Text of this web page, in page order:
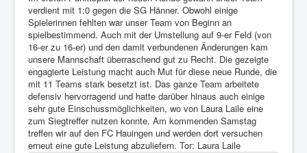
Kinder- und Jugendschutzkonzept
verdient mit 1:0 gegen die SG Hänner. Obwohl einige
Spielerinnen fehlten war unser Team von Beginn an
spielbestimmend. Auch mit der Umstellung auf 9-er Feld (von
16-er zu 16-er) und den damit verbundenen Änderungen kam
unsere Mannschaft überraschend gut zu Recht. Die gezeigte
engagierte Leistung macht auch Mut für diese neue Runde, die
mit 11 Teams stark besetzt ist. Das ganze Team arbeitete
defensiv hervorragend und hatte darüber hinaus auch einige
sehr gute Einschussmöglichkeiten, wo von Laura Laile eine
zum Siegtreffer nutzen konnte. Am kommenden Samstag
treffen wir auf den FC Hauingen und werden dort versuchen
erneut eine gute Leistung abzuliefern. Tor: Laura Laile